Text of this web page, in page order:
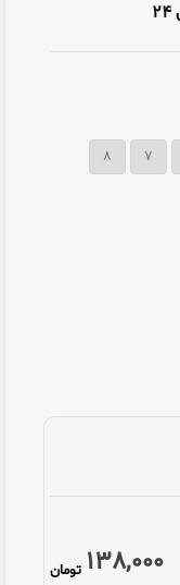
7
8
138,000 تومان